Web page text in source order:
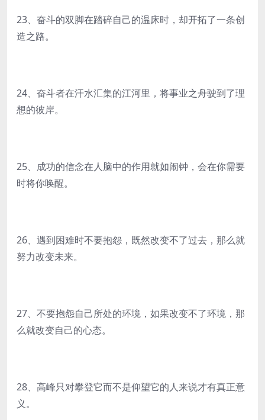
23、奋斗的双脚在踏碎自己的温床时，却开拓了一条创
造之路。
24、奋斗者在汗水汇集的江河里，将事业之舟驶到了理
想的彼岸。
25、成功的信念在人脑中的作用就如闹钟，会在你需要
时将你唤醒。
26、遇到困难时不要抱怨，既然改变不了过去，那么就
努力改变未来。
27、不要抱怨自己所处的环境，如果改变不了环境，那
么就改变自己的心态。
28、高峰只对攀登它而不是仰望它的人来说才有真正意
义。